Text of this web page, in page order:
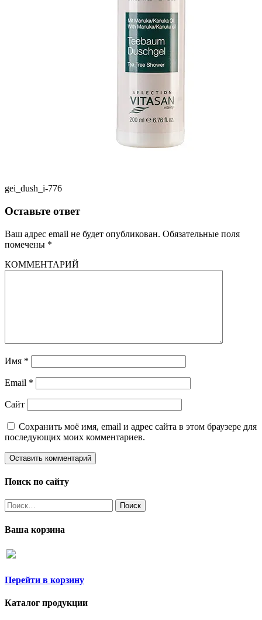
gei_dush_i-776
Оставьте ответ
Ваш адрес email не будет опубликован. Обязательные поля
помечены *
КОММЕНТАРИЙ
Имя *
Email *
Сайт
Сохранить моё имя, email и адрес сайта в этом браузере для
последующих моих комментариев.
Поиск по сайту
Найти:
Ваша корзина
Перейти в корзину
Каталог продукции